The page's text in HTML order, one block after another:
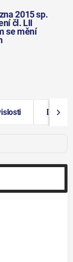
2015 sp.
čl. LII
se mění
Další